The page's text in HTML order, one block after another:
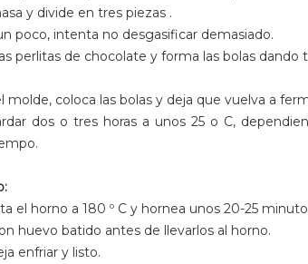
y divide en tres piezas .
poco, intenta no desgasificar demasiado.
perlitas de chocolate y forma las bolas dando
molde, coloca las bolas y deja que vuelva a
dos o tres horas a unos 25 o C,
el horno a 180 º C y hornea unos 20-25
huevo batido antes de llevarlos al horno.
enfriar y listo.